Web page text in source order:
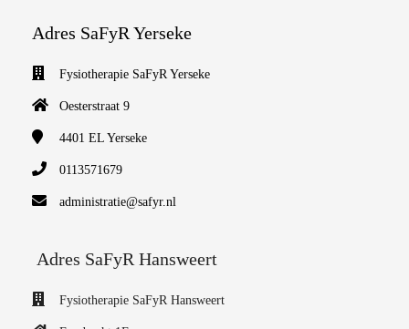
Adres SaFyR Yerseke
Fysiotherapie SaFyR Yerseke
Oesterstraat 9
4401 EL Yerseke
0113571679
administratie@safyr.nl
Adres SaFyR Hansweert
Fysiotherapie SaFyR Hansweert